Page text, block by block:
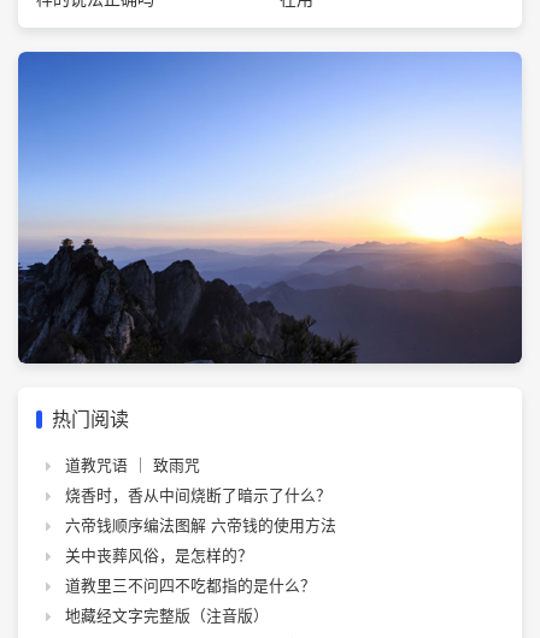
热门阅读
道教咒语 ｜ 致雨咒
烧香时，香从中间烧断了暗示了什么？
六帝钱顺序编法图解 六帝钱的使用方法
关中丧葬风俗，是怎样的？
道教里三不问四不吃都指的是什么？
地藏经文字完整版（注音版）